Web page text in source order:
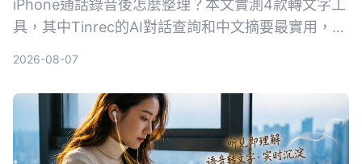
iPhone通話錄音後怎麼整理？本文實測4款轉文字工
具，其中Tinrec的AI對話查詢和中文摘要最實用，適
2026-08-07